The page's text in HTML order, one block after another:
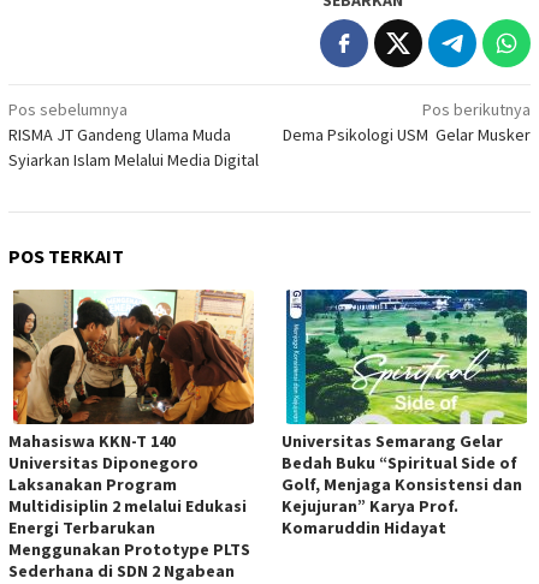
Navigasi
pos
Pos sebelumnya
RISMA JT Gandeng Ulama Muda
Syiarkan Islam Melalui Media Digital
Pos berikutnya
Dema Psikologi USM Gelar Musker
POS TERKAIT
Mahasiswa KKN-T 140
Universitas Diponegoro
Laksanakan Program
Multidisiplin 2 melalui Edukasi
Energi Terbarukan
Menggunakan Prototype PLTS
Sederhana di SDN 2 Ngabean
Universitas Semarang Gelar
Bedah Buku “Spiritual Side of
Golf, Menjaga Konsistensi dan
Kejujuran” Karya Prof.
Komaruddin Hidayat